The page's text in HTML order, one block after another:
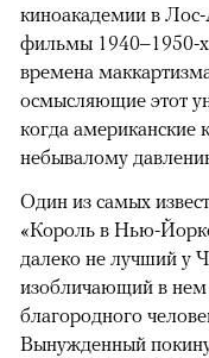
киноакадемии в
фильмы 1940–1950-х
времена
осмысляющие этот
когда американские
небывалому
Один из самых
«Король в Нью-
далеко не лучший у
изобличающий в нем
благородного
Вынужденный